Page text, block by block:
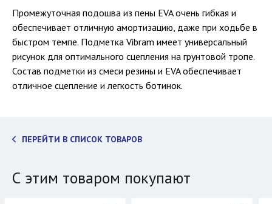
Промежуточная подошва из пены EVA очень гибкая и
обеспечивает отличную амортизацию, даже при ходьбе в
быстром темпе. Подметка Vibram имеет универсальный
рисунок для оптимального сцепления на грунтовой тропе.
Состав подметки из смеси резины и EVA обеспечивает
отличное сцепление и легкость ботинок.
ПЕРЕЙТИ В СПИСОК ТОВАРОВ
С этим товаром покупают